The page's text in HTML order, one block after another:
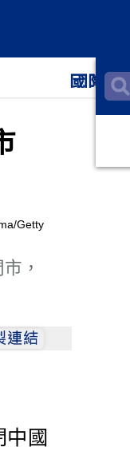
國際
，
中國